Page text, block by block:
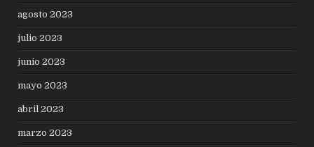
agosto 2023
julio 2023
junio 2023
mayo 2023
abril 2023
marzo 2023